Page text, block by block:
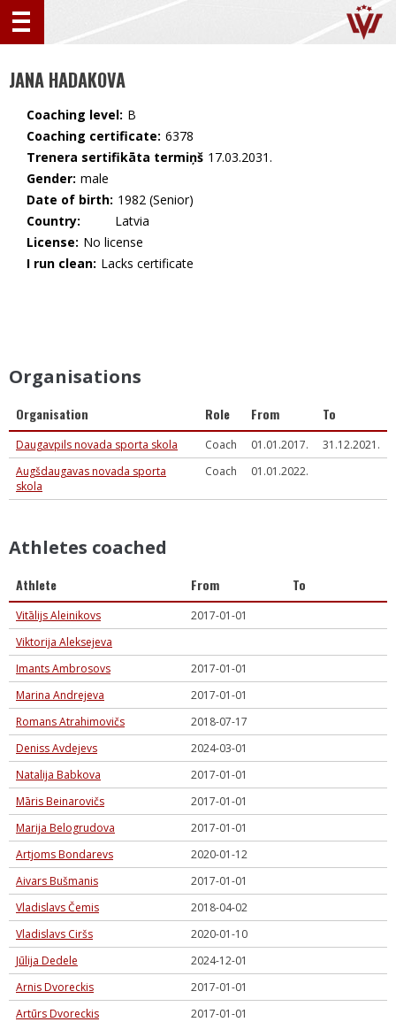
JANA HADAKOVA
Coaching level: B
Coaching certificate: 6378
Trenera sertifikāta termiņš 17.03.2031.
Gender: male
Date of birth: 1982 (Senior)
Country:
🇱🇻 Latvia
License: No license
I run clean: Lacks certificate
Organisations
Organisation Role From To
Daugavpils novada sporta skola Coach 01.01.2017.
31.12.2021.
Augšdaugavas novada sporta
skola
Coach 01.01.2022.
Athletes coached
Athlete From To
Vitālijs Aleinikovs
2017-01-01
Viktorija Aleksejeva
Imants Ambrosovs
2017-01-01
Marina Andrejeva
2017-01-01
Romans Atrahimovičs
2018-07-17
Deniss Avdejevs
2024-03-01
Natalija Babkova
2017-01-01
Māris Beinarovičs
2017-01-01
Marija Belogrudova
2017-01-01
Artjoms Bondarevs
2020-01-12
Aivars Bušmanis
2017-01-01
Vladislavs Čemis
2018-04-02
Vladislavs Ciršs
2020-01-10
Jūlija Dedele
2024-12-01
Arnis Dvoreckis
2017-01-01
Artūrs Dvoreckis
2017-01-01